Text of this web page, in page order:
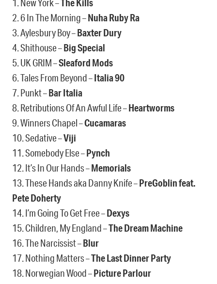
The Kills
2. 6 In The Morning –Nuha Ruby Ra
3. Aylesbury Boy –Baxter Dury
4. Shithouse –Big Special
5. UK GRIM –Sleaford Mods
6. Tales From Beyond –Italia 90
7. Punkt –Bar Italia
8. Retributions Of An Awful Life –Heartworms
9. Winners Chapel –Cucamaras
10. Sedative –Viji
11. Somebody Else –Pynch
12. It’s In Our Hands –Memorials
13. These Hands aka Danny Knife –PreGoblin feat.
Pete Doherty
14. I’m Going To Get Free –Dexys
15. Children, My England –The Dream Machine
16. The Narcissist –Blur
17. Nothing Matters –The Last Dinner Party
18. Norwegian Wood –Picture Parlour